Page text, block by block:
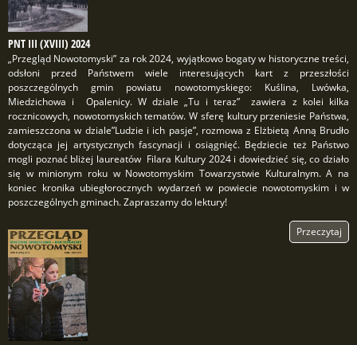
PNT III (XVIII) 2024
„Przegląd Nowotomyski” za rok 2024, wyjątkowo bogaty w historyczne treści,
odsłoni przed Państwem wiele interesujących kart z przeszłości
poszczególnych gmin powiatu nowotomyskiego: Kuślina, Lwówka,
Miedzichowa i Opalenicy. W dziale „Tu i teraz” zawiera z kolei kilka
rocznicowych, nowotomyskich tematów. W sferę kultury przeniesie Państwa,
zamieszczona w dziale”Ludzie i ich pasje”, rozmowa z Elżbietą Anną Brudło
dotycząca jej artystycznych fascynacji i osiągnięć. Będziecie też Państwo
mogli poznać bliżej laureatów Filara Kultury 2024 i dowiedzieć się, co działo
się w minionym roku w Nowotomyskim Towarzystwie Kulturalnym. A na
koniec kronika ubiegłorocznych wydarzeń w powiecie nowotomyskim i w
poszczególnych gminach. Zapraszamy do lektury!
Przeczytaj